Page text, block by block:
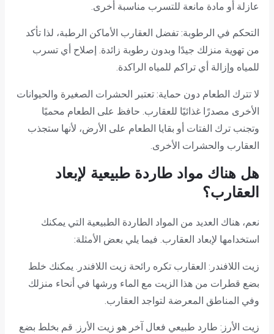
عازلة أو مادة مانعة للتسرب مناسبة أخرى.
التحكم في الرطوبة: تفضل العقارب الأماكن الرطبة، لذا تأكد
من تهوية منزلك جيدًا وبدون رطوبة زائدة. إصلاح أي تسرب
للمياه وإزالة أي تراكم للمياه الراكدة.
لا تترك الطعام دون حماية: تعتبر الحشرات الصغيرة والحيوانات
الأخرى مصدرًا غذائيًا للعقارب. حافظ على الطعام محميًا
وتجنب ترك الفتات أو بقايا الطعام على الأرض، لأنها ستجذب
العقارب والحشرات الأخرى.
هل هناك مواد طاردة طبيعية لإبعاد
العقارب؟
نعم، هناك العديد من المواد الطاردة الطبيعية التي يمكنك
استخدامها لإبعاد العقارب. فيما يلي بعض الأمثلة:
زيت اللافندر: العقارب تكره رائحة زيت اللافندر. يمكنك خلط
بضع قطرات من هذا الزيت مع الماء ورشها في أنحاء منزلك
وفي المناطق المعرضة لتواجد العقارب.
زيت الأرز: طارد طبيعي فعال آخر هو زيت الأرز. قم بخلط بضع